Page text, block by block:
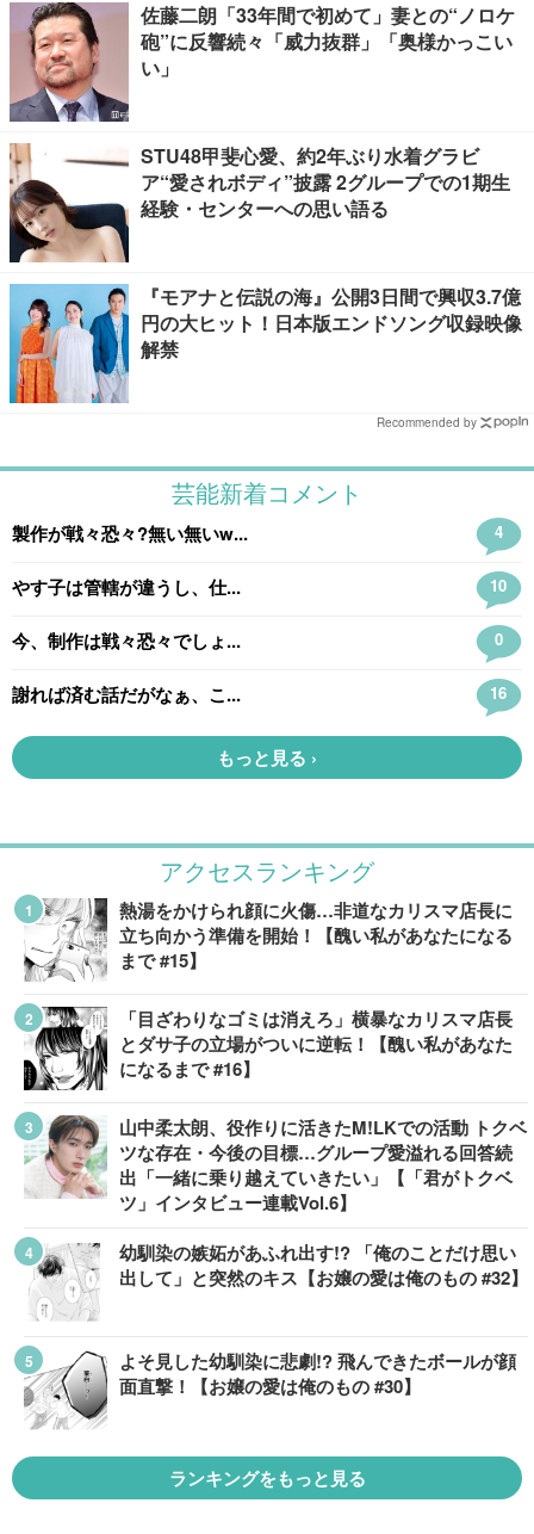
佐藤二朗「33年間で初めて」妻との“ノロケ
砲”に反響続々「威力抜群」「奥様かっこい
い」
STU48甲斐心愛、約2年ぶり水着グラビ
ア“愛されボディ”披露 2グループでの1期生
経験・センターへの思い語る
『モアナと伝説の海』公開3日間で興収3.7億
円の大ヒット！日本版エンドソング収録映像
解禁
Recommended by
アクセスランキング
熱湯をかけられ顔に火傷…非道なカリスマ店長に
立ち向かう準備を開始！【醜い私があなたになる
まで #15】
「目ざわりなゴミは消えろ」横暴なカリスマ店長
とダサ子の立場がついに逆転！【醜い私があなた
になるまで #16】
山中柔太朗、役作りに活きたM!LKでの活動 トクベ
ツな存在・今後の目標…グループ愛溢れる回答続
出「一緒に乗り越えていきたい」【「君がトクベ
ツ」インタビュー連載Vol.6】
幼馴染の嫉妬があふれ出す!? 「俺のことだけ思い
出して」と突然のキス【お嬢の愛は俺のもの #32】
よそ見した幼馴染に悲劇!? 飛んできたボールが顔
面直撃！【お嬢の愛は俺のもの #30】
ランキングをもっと見る